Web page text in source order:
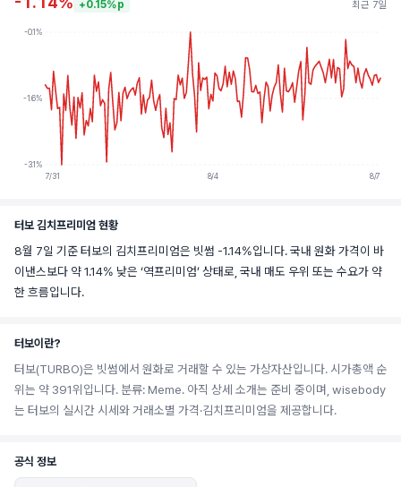
+0.15%p 최근 7일
-0.1%
-1.6%
-3.1%
7/31
8/4 8/7
터보 김치프리미엄 현황
8월 7일 기준 터보의 김치프리미엄은 빗썸 -1.14%입니다. 국내 원화 가격이 바
이낸스보다 약 1.14% 낮은 ‘역프리미엄’ 상태로, 국내 매도 우위 또는 수요가 약
한 흐름입니다.
터보이란?
터보(TURBO)은 빗썸에서 원화로 거래할 수 있는 가상자산입니다. 시가총액 순
위는 약 391위입니다. 분류: Meme. 아직 상세 소개는 준비 중이며, wisebody
는 터보의 실시간 시세와 거래소별 가격·김치프리미엄을 제공합니다.
공식 정보